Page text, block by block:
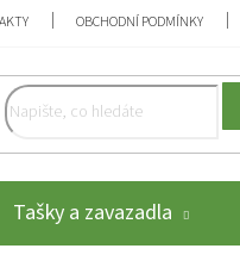
OBCHODNÍ PODMÍNKY
Tašky a zavazadla